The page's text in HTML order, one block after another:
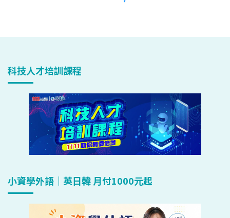
科技人才培訓課程
小資學外語｜英日韓 月付1000元起